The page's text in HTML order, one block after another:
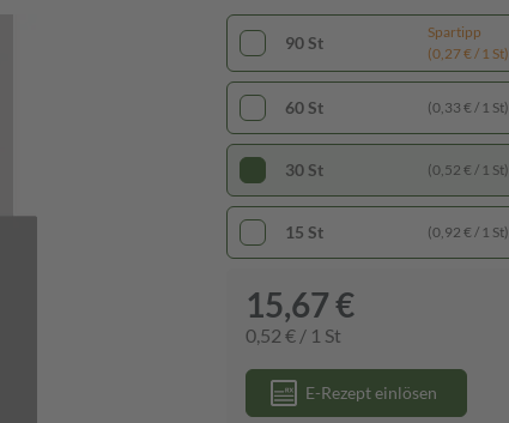
90 St
Spartipp
(0,27 € / 1 St)
60 St (0,33 € / 1 St)
30 St (0,52 € / 1 St)
15 St (0,92 € / 1 St)
15,67 €
0,52 € / 1 St
E-Rezept einlösen